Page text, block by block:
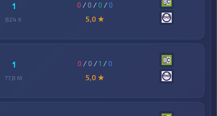
1
824 K
0 / 0 / 0 /0
5,0 ★
1
77,8 M
0 / 0 /1 /0
5,0 ★